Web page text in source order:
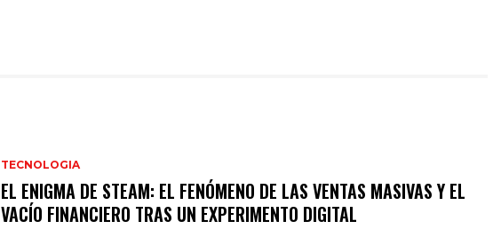
TECNOLOGIA
EL ENIGMA DE STEAM: EL FENÓMENO DE LAS VENTAS MASIVAS Y EL
VACÍO FINANCIERO TRAS UN EXPERIMENTO DIGITAL